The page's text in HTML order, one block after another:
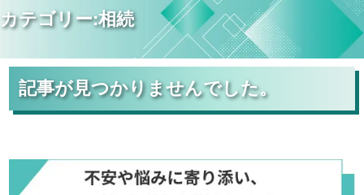
カテゴリー:相続
記事が見つかりませんでした。